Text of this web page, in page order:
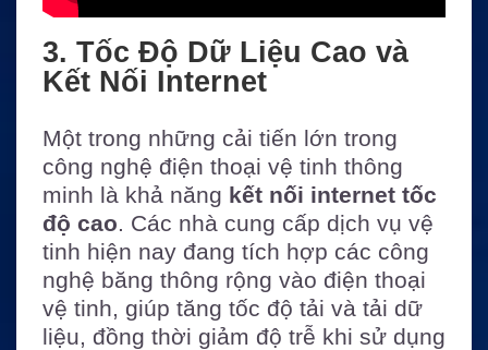
3. Tốc Độ Dữ Liệu Cao và
Kết Nối Internet
Một trong những cải tiến lớn trong
công nghệ điện thoại vệ tinh thông
minh là khả năng kết nối internet tốc
độ cao . Các nhà cung cấp dịch vụ vệ
tinh hiện nay đang tích hợp các công
nghệ băng thông rộng vào điện thoại
vệ tinh, giúp tăng tốc độ tải và tải dữ
liệu, đồng thời giảm độ trễ khi sử dụng